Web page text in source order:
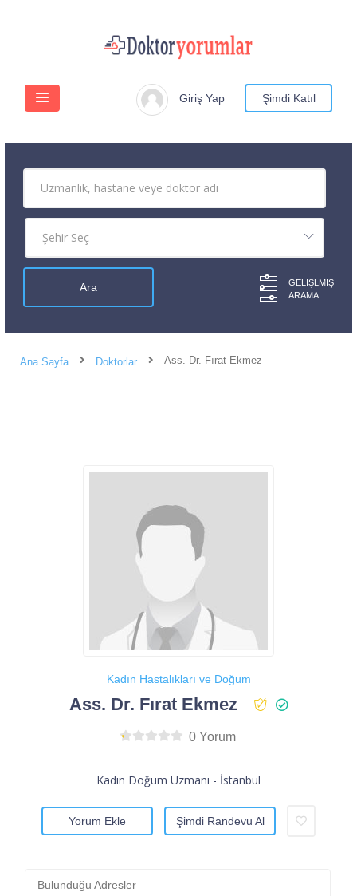
Giriş Yap Şimdi Katıl
GELIŞLMIŞ
ARAMA
Ana Sayfa Doktorlar Ass. Dr. Fırat Ekmez
Kadın Hastalıkları ve Doğum
Ass. Dr. Fırat Ekmez
0 Yorum
Kadın Doğum Uzmanı - İstanbul
Yorum Ekle Şimdi Randevu Al
Bulunduğu Adresler